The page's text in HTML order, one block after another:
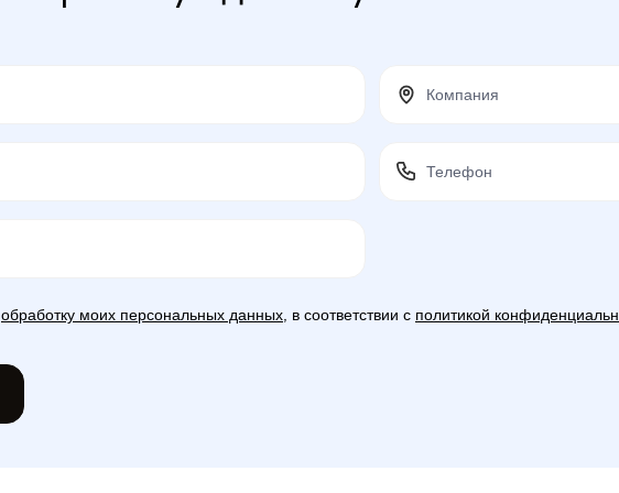
обработку моих персональных данных, в соответствии с политикой